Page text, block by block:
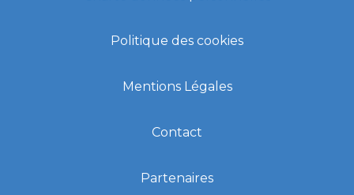
Politique des cookies
Mentions Légales
Contact
Partenaires